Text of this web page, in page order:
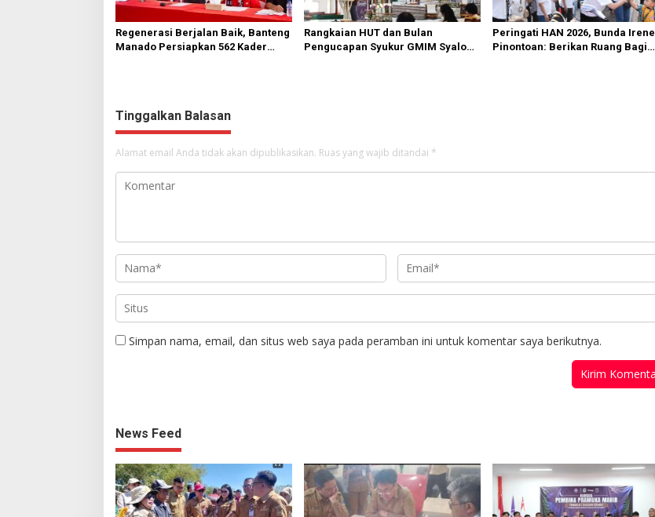
Regenerasi Berjalan Baik, Banteng
Manado Persiapkan 562 Kader
Rangkaian HUT dan Bulan
Pengucapan Syukur GMIM Syalom
Peringati HAN 2026, Bunda Irene
Pinontoan: Berikan Ruang Bagi
Tinggalkan Balasan
Alamat email Anda tidak akan dipublikasikan. Ruas yang wajib ditandai *
Simpan nama, email, dan situs web saya pada peramban ini untuk komentar saya berikutnya.
News Feed